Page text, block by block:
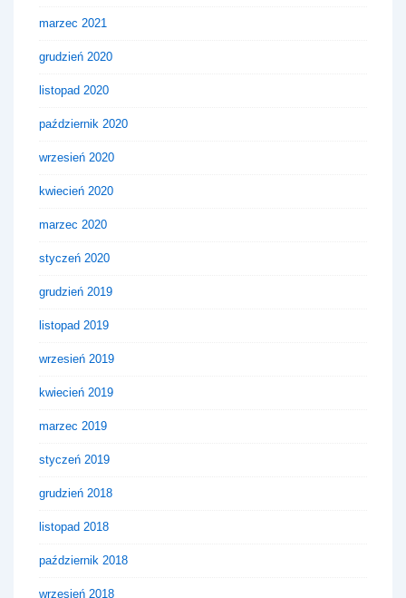
marzec 2021
grudzień 2020
listopad 2020
październik 2020
wrzesień 2020
kwiecień 2020
marzec 2020
styczeń 2020
grudzień 2019
listopad 2019
wrzesień 2019
kwiecień 2019
marzec 2019
styczeń 2019
grudzień 2018
listopad 2018
październik 2018
wrzesień 2018